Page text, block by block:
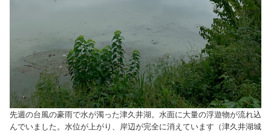
先週の台風の豪雨で水が濁った津久井湖。水面に大量の浮遊物が流れ込
んでいました。水位が上がり、岸辺が完全に消えています（津久井湖城